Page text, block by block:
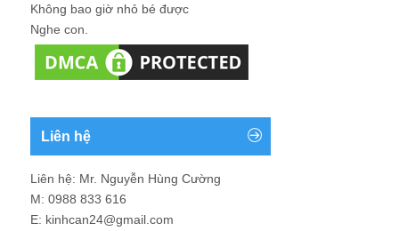
Không bao giờ nhỏ bé được
Nghe con.
Liên hệ
Liên hệ: Mr. Nguyễn Hùng Cường
M: 0988 833 616
E: kinhcan24@gmail.com